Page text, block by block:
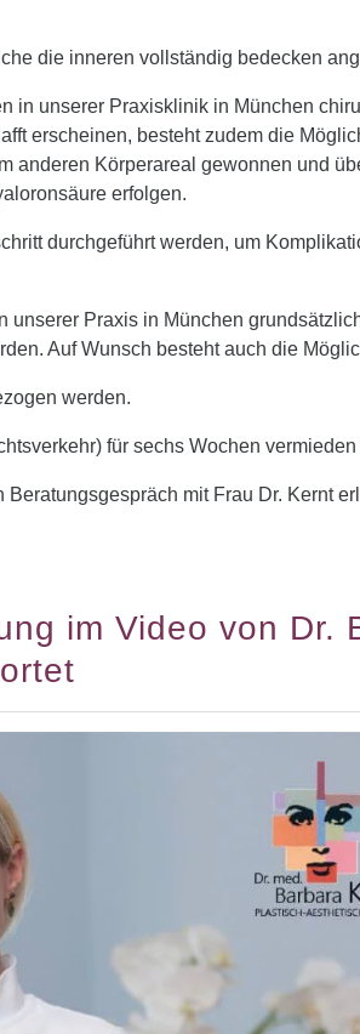
die inneren vollständig bedecken
in unserer Praxisklinik in München
erscheinen, besteht zudem die
anderen Körperareal gewonnen und
erfolgen.
durchgeführt werden, um
Praxis in München
Auf Wunsch besteht auch die
werden.
für sechs Wochen vermieden
mit Frau Dr. Kernt
im Video von Dr.